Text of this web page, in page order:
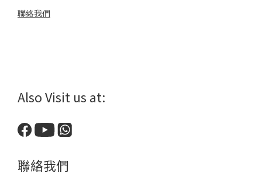
聯絡我們
Also Visit us at:
聯絡我們